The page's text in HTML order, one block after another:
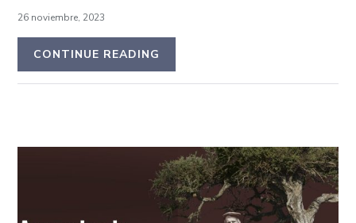
26 noviembre, 2023
CONTINUE READING